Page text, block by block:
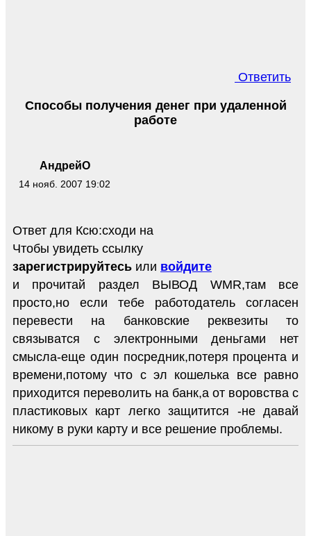
Ответить
АндрейО
14 нояб. 2007 19:02
Способы получения денег при удаленной
работе
Ответ для Ксю:сходи на
Чтобы увидеть ссылку
зарегистрируйтесь или войдите
и прочитай раздел ВЫВОД WMR,там все
просто,но если тебе работодатель согласен
перевести на банковские реквезиты то
связыватся с электронными деньгами нет
смысла-еще один посредник,потеря процента и
времени,потому что с эл кошелька все равно
приходится переволить на банк,а от воровства с
пластиковых карт легко защитится -не давай
никому в руки карту и все решение проблемы.